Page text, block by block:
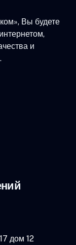
Вы будете
и
дом 12